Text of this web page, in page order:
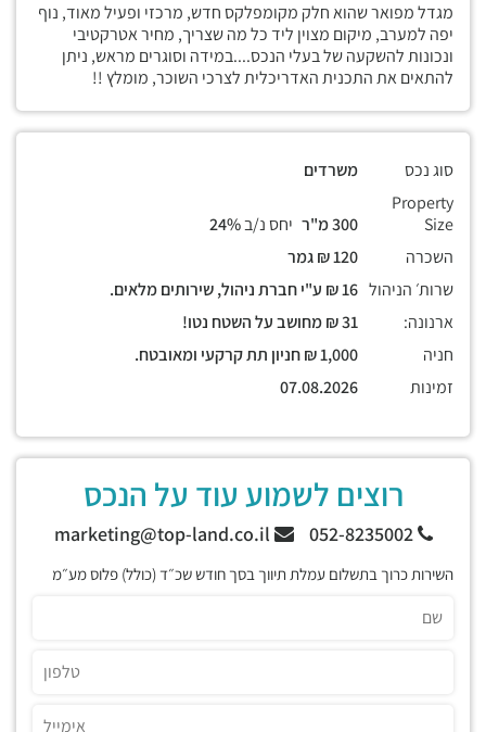
מגדל מפואר שהוא חלק מקומפלקס חדש, מרכזי ופעיל מאוד, נוף
יפה למערב, מיקום מצוין ליד כל מה שצריך, מחיר אטרקטיבי
ונכונות להשקעה של בעלי הנכס....במידה וסוגרים מראש, ניתן
להתאים את התכנית האדריכלית לצרכי השוכר, מומלץ !!
סוג נכס
משרדים
Property
Size
יחס נ/ב
השכרה
שרות׳ הניהול
ארנונה:
חניה
זמינות
רוצים לשמוע עוד על הנכס
052-8235002
השירות כרוך בתשלום עמלת תיווך בסך חודש שכ״ד (כולל) פלוס מע״מ